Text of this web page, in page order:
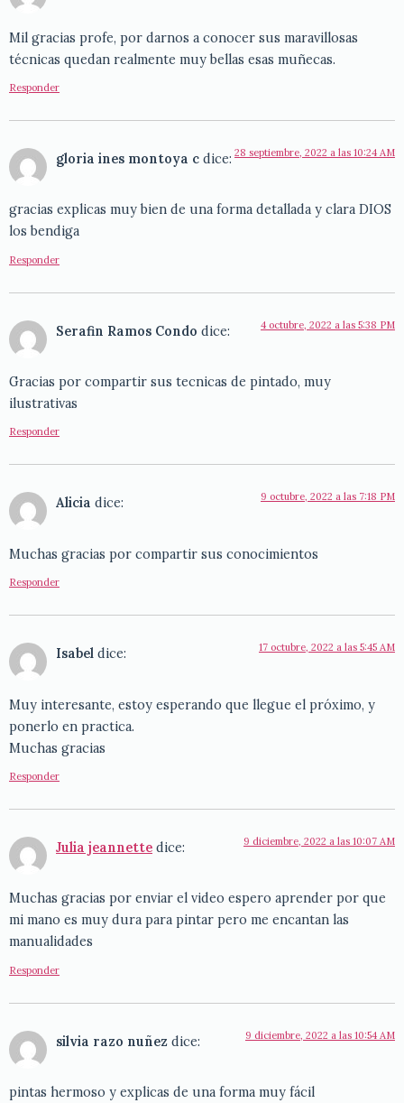
Mil gracias profe, por darnos a conocer sus maravillosas
técnicas quedan realmente muy bellas esas muñecas.
Responder
gloria ines montoya c dice: 28 septiembre, 2022 a las 10:24 AM
gracias explicas muy bien de una forma detallada y clara DIOS
los bendiga
Responder
Serafin Ramos Condo dice: 4 octubre, 2022 a las 5:38 PM
Gracias por compartir sus tecnicas de pintado, muy
ilustrativas
Responder
Alicia dice: 9 octubre, 2022 a las 7:18 PM
Muchas gracias por compartir sus conocimientos
Responder
Isabel dice: 17 octubre, 2022 a las 5:45 AM
Muy interesante, estoy esperando que llegue el próximo, y
ponerlo en practica.
Muchas gracias
Responder
Julia jeannette dice: 9 diciembre, 2022 a las 10:07 AM
Muchas gracias por enviar el video espero aprender por que
mi mano es muy dura para pintar pero me encantan las
manualidades
Responder
silvia razo nuñez dice: 9 diciembre, 2022 a las 10:54 AM
pintas hermoso y explicas de una forma muy fácil